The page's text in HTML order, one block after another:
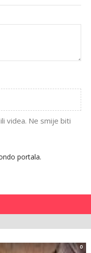
videa. Ne smije biti
portala.
0